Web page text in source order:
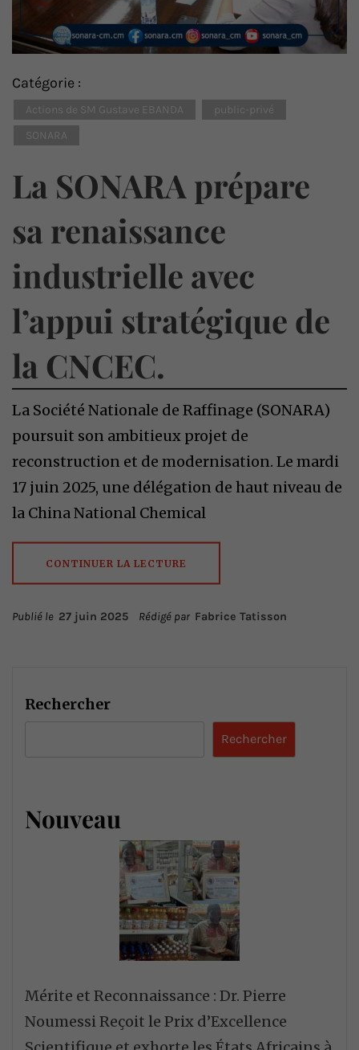
Catégorie :
Actions de SM Gustave EBANDA
public-privé
SONARA
La SONARA prépare
sa renaissance
industrielle avec
l’appui stratégique de
la CNCEC.
La Société Nationale de Raffinage (SONARA)
poursuit son ambitieux projet de
reconstruction et de modernisation. Le mardi
17 juin 2025, une délégation de haut niveau de
la China National Chemical
CONTINUER LA LECTURE
Publié le 27 juin 2025 Rédigé par Fabrice Tatisson
Rechercher
Rechercher
Nouveau
Mérite et Reconnaissance : Dr. Pierre
Noumessi Reçoit le Prix d’Excellence